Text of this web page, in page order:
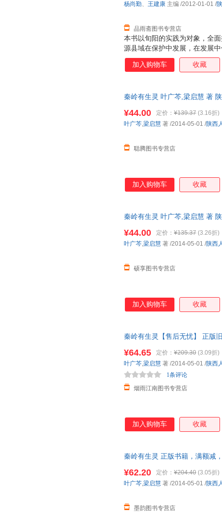
本书以旬阳的实践为对象，全
源县域在保护中发展，在发展
阳模式的基本内涵、旬阳模式
发展展望等六个部分。
品雨斋图书专营店
杨尚勤、 王建康 主编 /2012-01-01 /
加入购物车 收藏
秦岭有生灵 叶广芩,梁启慧 著
¥44.00 定价： ¥139.37 (3.16折)
聪腾图书专营店
叶广芩,梁启慧 著 /2014-05-01 /陕西
加入购物车 收藏
秦岭有生灵 叶广芩,梁启慧 著
¥44.00 定价： ¥135.37 (3.26折)
硕享图书专营店
叶广芩,梁启慧 著 /2014-05-01 /陕西
加入购物车 收藏
秦岭有生灵【售后无忧】 正版
¥64.65 定价： ¥209.30 (3.09折)
烟雨江南图书专营店
1条评论
叶广芩,梁启慧 著 /2014-05-01 /陕西
加入购物车 收藏
秦岭有生灵 正版书籍，满额减
¥62.20 定价： ¥204.40 (3.05折)
墨韵图书专营店
叶广芩,梁启慧 著 /2014-05-01 /陕西